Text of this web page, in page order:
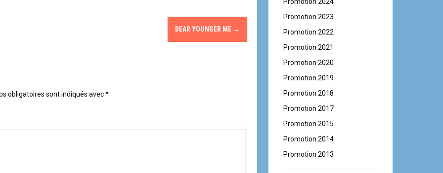
DEAR YOUNGER ME →
obligatoires sont indiqués avec*
Promotion 2023
Promotion 2022
Promotion 2021
Promotion 2020
Promotion 2019
Promotion 2018
Promotion 2017
Promotion 2015
Promotion 2014
Promotion 2013